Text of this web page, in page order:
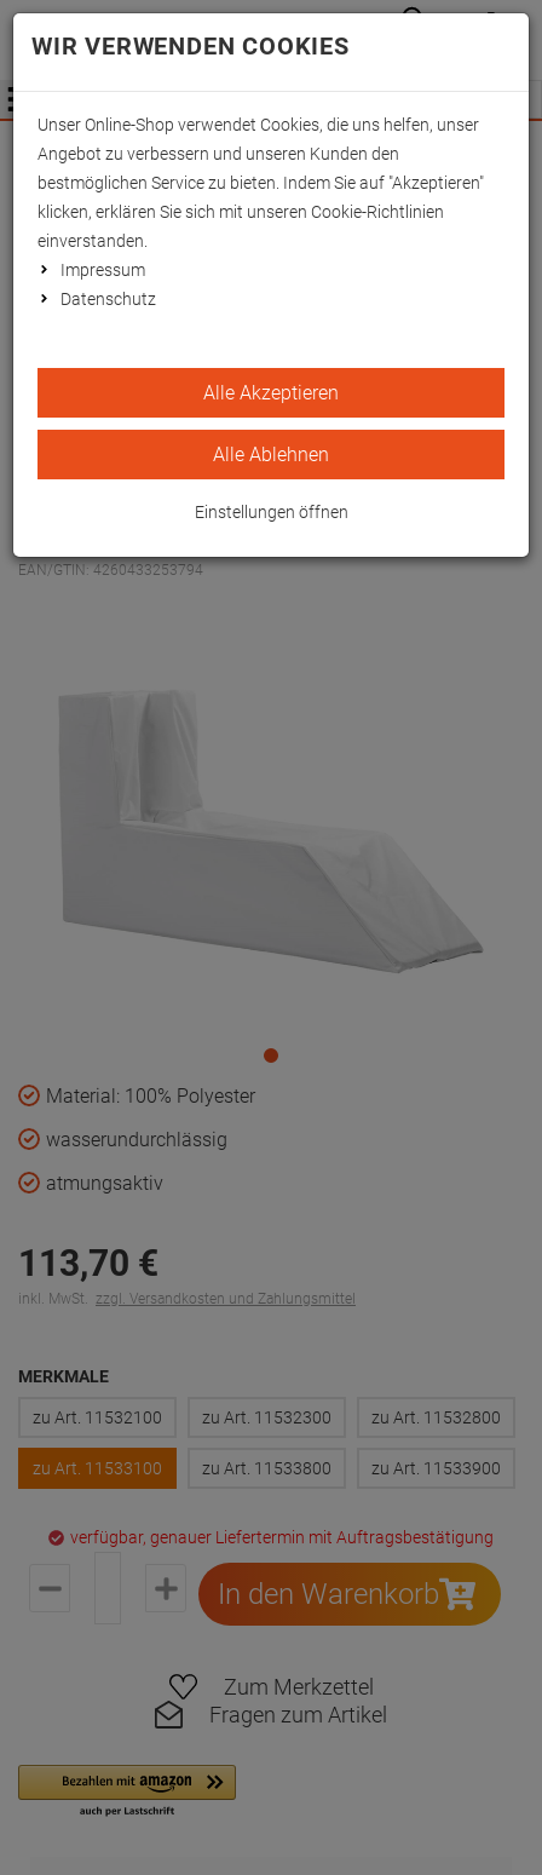
Wichtige Änderung für Fachhändler zum
01.09.2026 -Mehr Informationen hier
Anmelden
Menü
Komfort-Bezüge für
Beinschienen, weiß zu Art.
1533100 bis -01
Pflegeleichter Bezug mit
EAN/GTIN: 4260433253794
Material: 100% Polyester
wasserundurchlässig
atmungsaktiv
113,70 €
inkl. MwSt. zzgl. Versandkosten und Zahlungsmittel
MERKMALE
zu Art. 11532100 zu Art. 11532300 zu Art. 11532800
zu Art. 11533100 zu Art. 11533800 zu Art. 11533900
verfügbar, genauer Liefertermin mit Auftragsbestätigung
In den Warenkorb
Zum Merkzettel
Fragen zum Artikel
WIR VERWENDEN COOKIES
Unser Online-Shop verwendet Cookies, die uns helfen, unser
Angebot zu verbessern und unseren Kunden den
bestmöglichen Service zu bieten. Indem Sie auf "Akzeptieren"
klicken, erklären Sie sich mit unseren Cookie-Richtlinien
einverstanden.
Impressum
Datenschutz
Alle Akzeptieren
Alle Ablehnen
Einstellungen öffnen